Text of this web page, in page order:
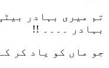
تم میری بہادر
بہادر ۔۔۔۔ !!
جو ماں کو یاد کر